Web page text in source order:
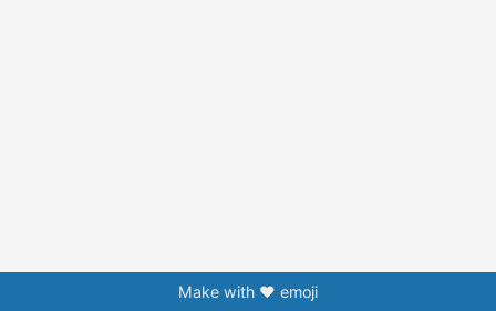
Make with ❤️ emoji